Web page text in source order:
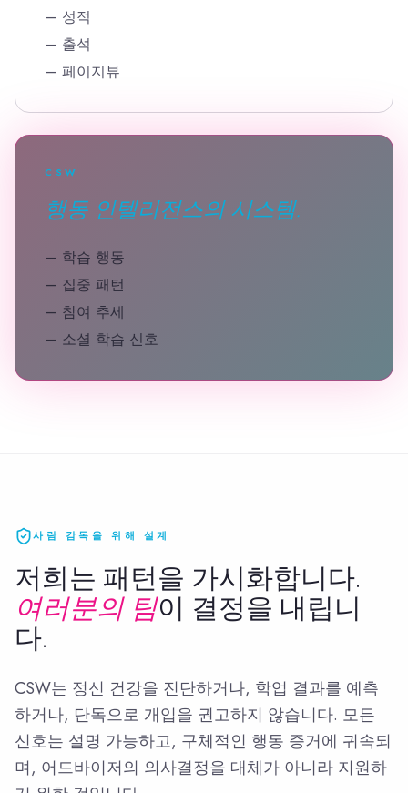
— 성적
— 출석
— 페이지뷰
CSW
행동 인텔리전스의 시스템.
— 학습 행동
— 집중 패턴
— 참여 추세
— 소셜 학습 신호
사람 감독을 위해 설계
저희는 패턴을 가시화합니다.
여러분의 팀이 결정을 내립니
다.
CSW는 정신 건강을 진단하거나, 학업 결과를 예측
하거나, 단독으로 개입을 권고하지 않습니다. 모든
신호는 설명 가능하고, 구체적인 행동 증거에 귀속되
며, 어드바이저의 의사결정을 대체가 아니라 지원하